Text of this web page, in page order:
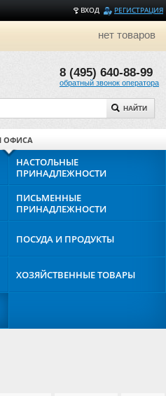
ВХОД РЕГИСТРАЦИЯ
нет товаров
8 (495) 640-88-99
обратный звонок оператора
НАЙТИ
ОФИСА
НАСТОЛЬНЫЕ
ПРИНАДЛЕЖНОСТИ
ПИСЬМЕННЫЕ
ПРИНАДЛЕЖНОСТИ
ПОСУДА И ПРОДУКТЫ
ХОЗЯЙСТВЕННЫЕТОВАРЫ